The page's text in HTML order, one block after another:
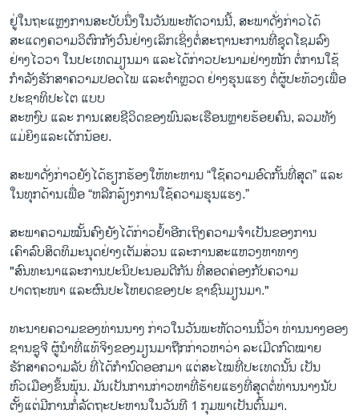
ຢູ່ໃນຖະແຫຼງການສະບັບນຶ່ງໃນວັນພະຫັດວານນີ້, ສະພາດັ່ງກ່າວໄດ້
ສະແດງຄວາມວິຕົກກັງວົນຢ່າງເລິກເຊິ່ງຕໍ່ສະຖານະການທີ່ຊຸດໂຊມລົງ
ຢ່າງໄວວາ ໃນປະເທດມຽນມາ ແລະໄດ້ກ່າວປະນາມຢ່າງໜັກ ຕໍ່ການໃຊ້
ກຳລັງຮັກສາຄວາມປອດໄພ ແລະຕຳຫຼວດ ຢ່າງຮຸນແຮງ ຕໍ່ຜູ້ປະທ້ວງເພື່ອ
ປະຊາທິປະໄຕ ແບບ
ສະຫງົບ ແລະ ການເສຍຊີວິດຂອງພົນລະເຮືອນຫຼາຍຮ້ອຍຄົນ, ລວມທັງ
ແມ່ຍິງແລະເດັກນ້ອຍ.
ສະພາດັ່ງກ່າວຍັງໄດ້ຮຽກຮ້ອງໃຫ້ທະຫານ “ໃຊ້ຄວາມອົດກັ້ນທີ່ສຸດ” ແລະ
ໃນທຸກດ້ານເພື່ອ “ຫລີກລ້ຽງການໃຊ້ຄວາມຮຸນແຮງ.”
ສະພາຄວາມໝັ້ນຄົງຍັງໄດ້ກ່າວຢໍ້າອີກເຖິງຄວາມຈຳເປັນຂອງການ
ເຄົາລົບສິດທິມະນຸດຢ່າງເຕັມສ່ວນ ແລະການສະແຫວງຫາທາງ
"ສົນທະນາແລະການປະນິປະນອມດີກັນ ທີ່ສອດຄ່ອງກັບຄວາມ
ປາດຖະໜາ ແລະຜົນປະໂຫຍດຂອງປະ ຊາຊົນມຽນມາ."
ທະນາຍຄວາມຂອງທ່ານນາງ ກ່າວໃນວັນພະຫັດວານນີ້ວ່າ ທ່ານນາງອອງ
ຊານຊູຈີ ຜູ້ນຳທີ່ແທ້ຈິງຂອງມຽນມາຖືກກ່າວຫາວ່າ ລະເມີດກົດໝາຍ
ຮັກສາຄວາມລັບ ທີ່ໄດ້ກໍານົດອອກມາ ແຕ່ສະໄໝທີ່ປະເທດນັ້ນ ເປັນ
ຫົວເມືອງຂຶ້ນພຸ້ນ. ມັນເປັນການກ່າວຫາທີ່ຮ້າຍແຮງທີ່ສຸດຕໍ່ທ່ານນາງນັບ
ຕັ້ງແຕ່ມີການກໍ່ລັດຖະປະຫານໃນວັນທີ 1 ກຸມພາເປັນຕົ້ນມາ.